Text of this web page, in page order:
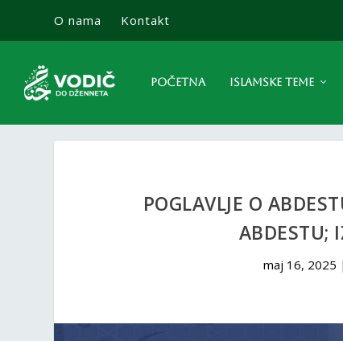
O nama Kontakt
POČETNA ISLAMSKE TEME
POGLAVLJE O
ABDESTU;
maj 16, 2025 |